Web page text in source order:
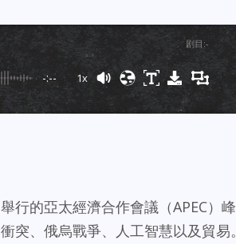
剧目 :-
-:-- 1x
Powered By
行的亞太經濟合作會議（APEC）峰
突、俄烏戰爭、人工智慧以及貿易